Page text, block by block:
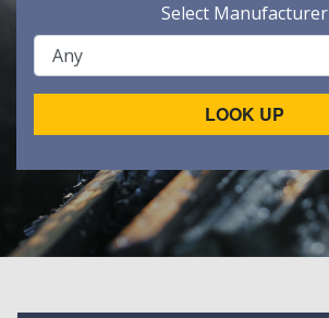
Select Manufacturer
LOOK UP